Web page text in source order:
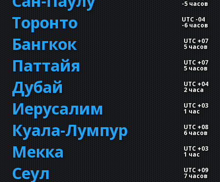
-5 часов
Торонто UTC -04
-6 часов
Бангкок UTC +07
5 часов
Паттайя UTC +07
5 часов
Дубай UTC +04
2 часа
Иерусалим UTC +03
1 час
Куала-Лумпур UTC +08
6 часов
Мекка UTC +03
1 час
Сеул UTC +09
7 часов